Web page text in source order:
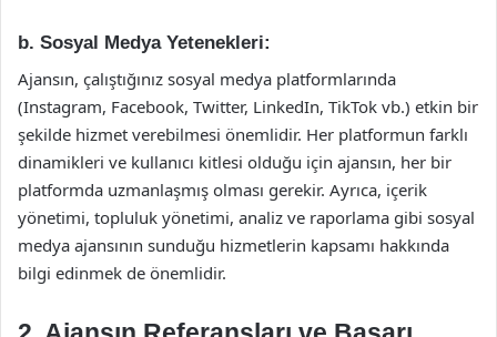
b. Sosyal Medya Yetenekleri:
Ajansın, çalıştığınız sosyal medya platformlarında
(Instagram, Facebook, Twitter, LinkedIn, TikTok vb.) etkin bir
şekilde hizmet verebilmesi önemlidir. Her platformun farklı
dinamikleri ve kullanıcı kitlesi olduğu için ajansın, her bir
platformda uzmanlaşmış olması gerekir. Ayrıca, içerik
yönetimi, topluluk yönetimi, analiz ve raporlama gibi sosyal
medya ajansının sunduğu hizmetlerin kapsamı hakkında
bilgi edinmek de önemlidir.